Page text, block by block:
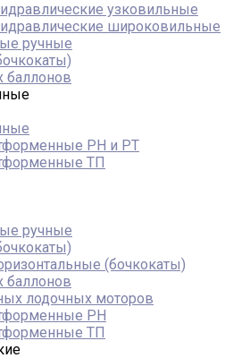
узковильные
широковильные
ручные
баллонов
PH и PT
ТП
ручные
(бочкокаты)
баллонов
лодочных моторов
PH
ТП